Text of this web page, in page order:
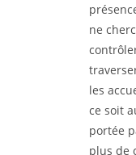
ne
les
ce soit
portée
plus de